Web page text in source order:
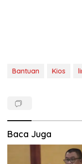
Bantuan Kios
Baca Juga